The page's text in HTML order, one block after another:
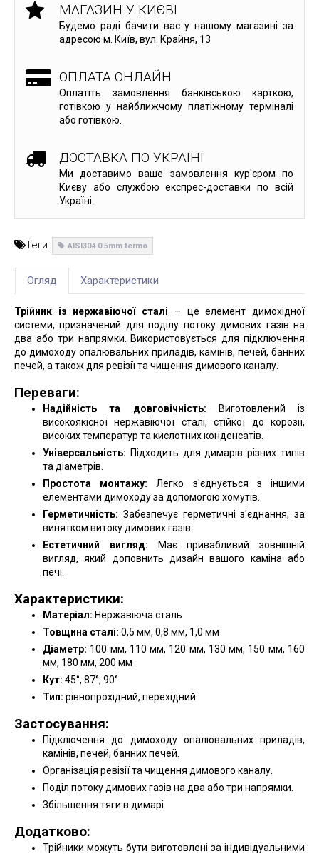
МАГАЗИН У КИЄВІ
Будемо раді бачити вас у нашому магазині за
адресою м. Київ, вул. Крайня, 13
ОПЛАТА ОНЛАЙН
Оплатіть замовлення банківською карткою,
готівкою у найближчому платіжному терміналі
або готівкою.
ДОСТАВКА ПО УКРАЇНІ
Ми доставимо ваше замовлення кур'єром по
Києву або службою експрес-доставки по всій
Україні.
Теги: AISI304 0.5mm termo
Огляд Характеристики
Трійник із нержавіючої сталі – це елемент димохідної
системи, призначений для поділу потоку димових газів на
два або три напрямки. Використовується для підключення
до димоходу опалювальних приладів, камінів, печей, банних
печей, а також для ревізії та чищення димового каналу.
Переваги:
Надійність та довговічність: Виготовлений із
високоякісної нержавіючої сталі, стійкої до корозії,
високих температур та кислотних конденсатів.
Універсальність: Підходить для димарів різних типів
та діаметрів.
Простота монтажу: Легко з'єднується з іншими
елементами димоходу за допомогою хомутів.
Герметичність: Забезпечує герметичні з'єднання, за
винятком витоку димових газів.
Естетичний вигляд: Має привабливий зовнішній
вигляд, який доповнить дизайн вашого каміна або
печі.
Характеристики:
Матеріал: Нержавіюча сталь
Товщина сталі: 0,5 мм, 0,8 мм, 1,0 мм
Діаметр: 100 мм, 110 мм, 120 мм, 130 мм, 150 мм, 160
мм, 180 мм, 200 мм
Кут: 45°, 87°, 90°
Тип: рівнопрохідний, перехідний
Застосування:
Підключення до димоходу опалювальних приладів,
камінів, печей, банних печей.
Організація ревізії та чищення димового каналу.
Поділ потоку димових газів на два або три напрямки.
Збільшення тяги в димарі.
Додатково:
Трійники можуть бути виготовлені за індивідуальними